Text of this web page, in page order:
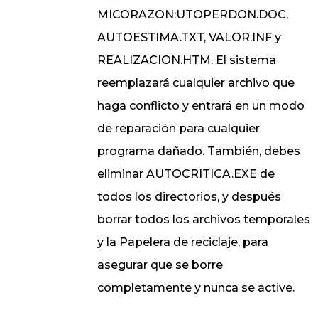
MICORAZON:UTOPERDON.DOC,
AUTOESTIMA.TXT, VALOR.INF y
REALIZACION.HTM. El sistema
reemplazará cualquier archivo que
haga conflicto y entrará en un modo
de reparación para cualquier
programa dañado. También, debes
eliminar AUTOCRITICA.EXE de
todos los directorios, y después
borrar todos los archivos temporales
y la Papelera de reciclaje, para
asegurar que se borre
completamente y nunca se active.